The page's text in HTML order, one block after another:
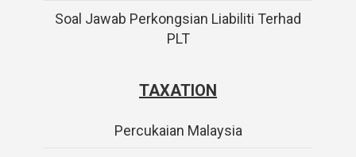
Soal Jawab Perkongsian Liabiliti Terhad
PLT
TAXATION
Percukaian Malaysia